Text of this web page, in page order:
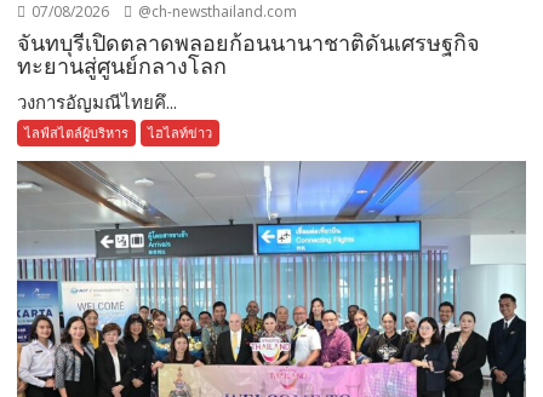
07/08/2026 @ch-newsthailand.com
จันทบุรีเปิดตลาดพลอยก้อนนานาชาติดันเศรษฐกิจ
ทะยานสู่ศูนย์กลางโลก
วงการอัญมณีไทยคึ...
ไลฟ์สไตล์ผู้บริหาร ไฮไลท์ข่าว